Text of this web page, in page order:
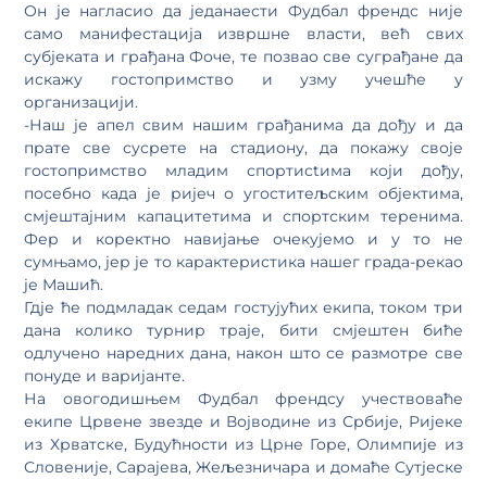
Он је нагласио да једанаести Фудбал френдс није
само манифестација извршне власти, већ свих
субјеката и грађана Фоче, те позвао све суграђане да
искажу гостопримство и узму учешће у
организацији.
-Наш је апел свим нашим грађанима да дођу и да
прате све сусрете на стадиону, да покажу своје
гостопримство млaдим спортисtима који дођу,
посебно када је ријеч о угоститељским објектима,
смјештајним капацитетима и спортским теренима.
Фер и коректно навијање очекујемо и у то не
сумњамо, јер је то карактеристика нашег града-рекао
је Машић.
Гдје ће подмладак седам гостујућих екипа, током три
дана колико турнир траје, бити смјештен биће
одлучено наредних дана, након што се размотре све
понуде и варијанте.
На овогодишњем Фудбал френдсу учествоваће
екипе Црвене звезде и Војводине из Србије, Ријеке
из Хрватске, Будућности из Црне Горе, Олимпије из
Словеније, Сарајева, Жељезничара и домаће Сутјеске